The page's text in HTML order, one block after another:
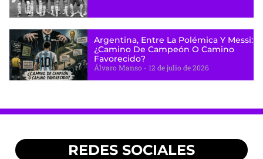
Argentina, Entre La Polémica Y Messi:
¿camino De Campeón O Camino
Favorecido?
Álvaro Manso 12 de julio de 2026
REDES SOCIALES